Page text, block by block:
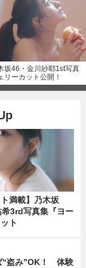
坂46・金川紗耶1st写真
リーカット公開！
ト満載】乃木坂
3rd写真集『ヨー
ト
“盗み”OK！ 体験